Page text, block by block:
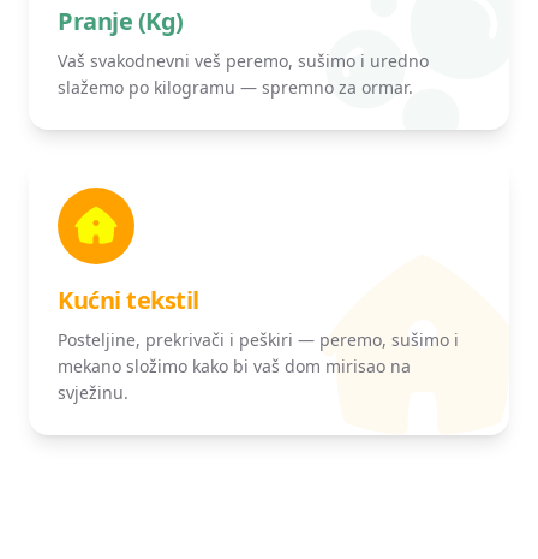
Pranje (Kg)
Vaš svakodnevni veš peremo, sušimo i uredno
slažemo po kilogramu — spremno za ormar.
Kućni tekstil
Posteljine, prekrivači i peškiri — peremo, sušimo i
mekano složimo kako bi vaš dom mirisao na
svježinu.